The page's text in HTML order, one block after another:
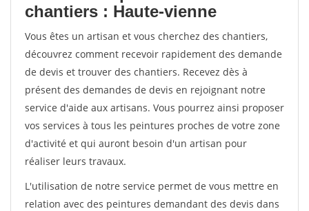
chantiers : Haute-vienne
Vous êtes un artisan et vous cherchez des chantiers,
découvrez comment recevoir rapidement des demande
de devis et trouver des chantiers. Recevez dès à
présent des demandes de devis en rejoignant notre
service d'aide aux artisans. Vous pourrez ainsi proposer
vos services à tous les peintures proches de votre zone
d'activité et qui auront besoin d'un artisan pour
réaliser leurs travaux.
L'utilisation de notre service permet de vous mettre en
relation avec des peintures demandant des devis dans